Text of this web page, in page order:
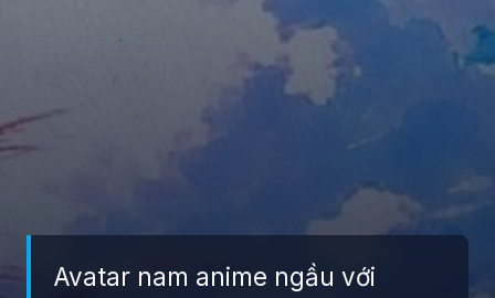
Avatar nam anime ngầu với